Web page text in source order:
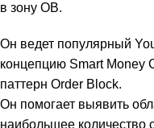
в зону OB.
Он ведет популярный
концепцию Smart Money
паттерн Order Block.
Он помогает выявить
наибольшее количество